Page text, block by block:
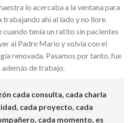
lo acercaba a la ventana para
trabajando ahí al lado y no llore.
cuando tenía un ratito sin pacientes
al Padre Mario y volvía con el
renovada. Pasamos por tanto, fue
de trabajo.
cada consulta, cada charla
cada proyecto, cada
cada momento, es